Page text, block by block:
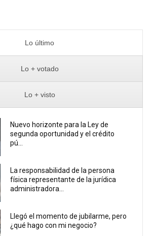
Lo último
Lo + votado
Lo + visto
Nuevo horizonte para la Ley de
segunda oportunidad y el crédito
pú...
La responsabilidad de la persona
física representante de la jurídica
administradora...
Llegó el momento de jubilarme, pero
¿qué hago con mi negocio?